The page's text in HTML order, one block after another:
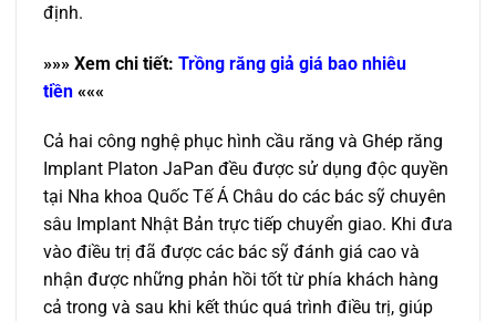
định.
»»» Xem chi tiết: Trồng răng giả giá bao nhiêu
tiền «««
Cả hai công nghệ phục hình cầu răng và Ghép răng
Implant Platon JaPan đều được sử dụng độc quyền
tại Nha khoa Quốc Tế Á Châu do các bác sỹ chuyên
sâu Implant Nhật Bản trực tiếp chuyển giao. Khi đưa
vào điều trị đã được các bác sỹ đánh giá cao và
nhận được những phản hồi tốt từ phía khách hàng
cả trong và sau khi kết thúc quá trình điều trị, giúp